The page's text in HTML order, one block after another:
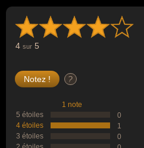
4 sur 5
?
1 note
5 étoiles
0
4 étoiles
1
3 étoiles
0